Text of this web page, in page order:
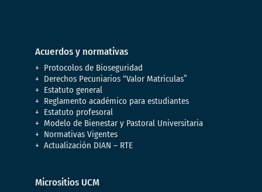
Acuerdos y normativas
Protocolos de Bioseguridad
Derechos Pecuniarios “Valor Matrículas”
Estatuto general
Reglamento académico para estudiantes
Estatuto profesoral
Modelo de Bienestar y Pastoral Universitaria
Normativas Vigentes
Actualización DIAN – RTE
Micrositios UCM